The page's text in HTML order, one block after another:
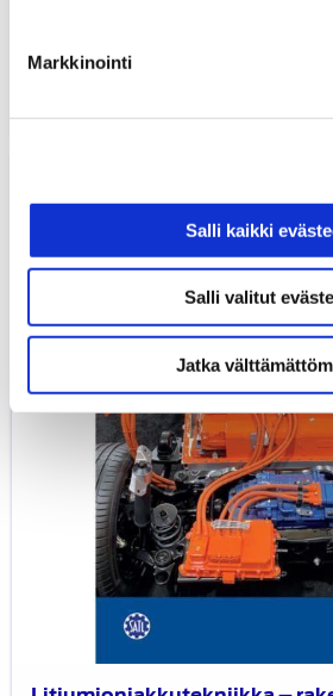
Markkinointi
Salli kaikki
Salli valitut
Jatka
ominaisuudet
(2022)